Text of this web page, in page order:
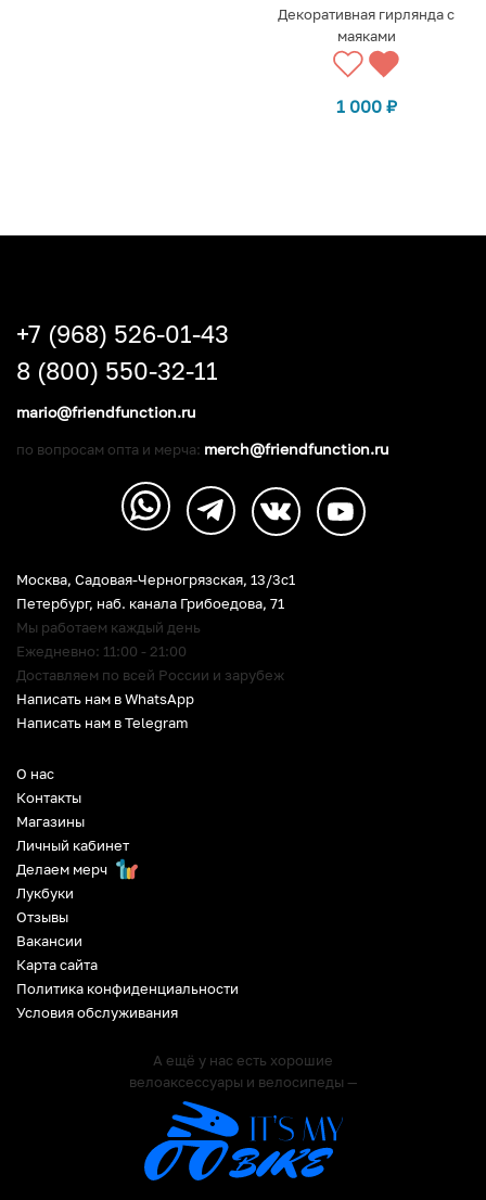
Декоративная гирлянда с
маяками
1 000 ₽
О нас
Контакты
Магазины
Личный кабинет
Делаем мерч
Лукбуки
Отзывы
Вакансии
Карта сайта
Политика конфиденциальности
Условия обслуживания
А ещё у нас есть хорошие
велоаксессуары и велосипеды —
Москва, Садовая-Черногрязская, 13/3c1
Петербург, наб. канала Грибоедова, 71
Мы работаем каждый день
Ежедневно: 11:00 - 21:00
Доставляем по всей России и зарубеж
Написать нам в WhatsApp
Написать нам в Telegram
+7 (968) 526-01-43
8 (800) 550-32-11
mario@friendfunction.ru
по вопросам опта и мерча: merch@friendfunction.ru